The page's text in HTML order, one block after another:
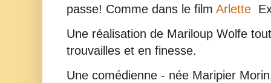
passe! Comme dans le film Arlette
Une réalisation de Mariloup Wolfe
trouvailles et en finesse.
Une comédienne - née Maripier